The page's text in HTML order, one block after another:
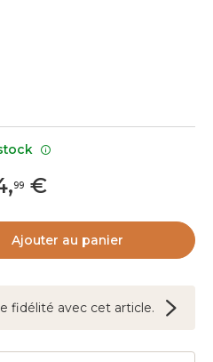
,99 €
Ajouter au panier
fidélité avec cet article.